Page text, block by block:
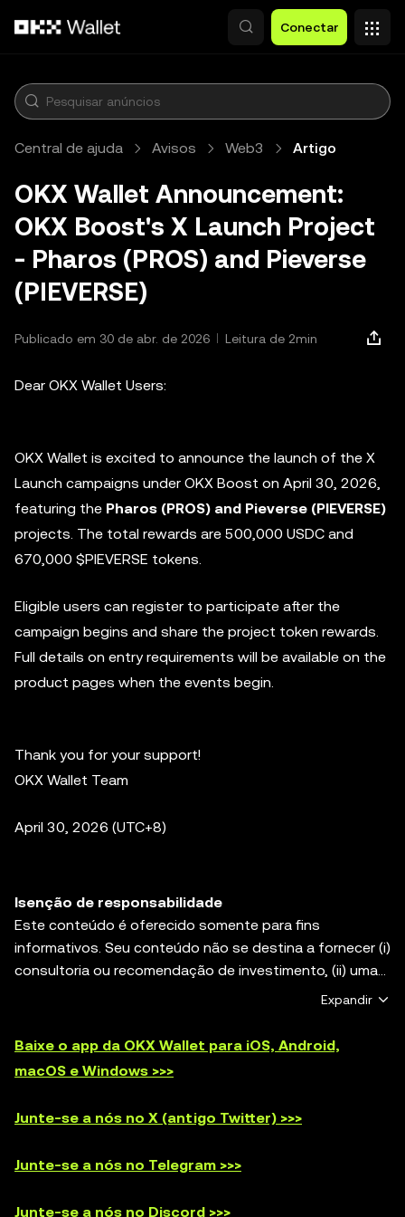
Conectar
Central de ajuda Avisos Web3 Artigo
OKX Wallet Announcement:
OKX Boost's X Launch Project
- Pharos (PROS) and Pieverse
(PIEVERSE)
Publicado em 30 de abr. de 2026 Leitura de 2min
Dear OKX Wallet Users:
OKX Wallet is excited to announce the launch of the X
Launch campaigns under OKX Boost on April 30, 2026,
featuring the Pharos (PROS) and Pieverse (PIEVERSE)
projects. The total rewards are 500,000 USDC and
670,000 $PIEVERSE tokens.
Eligible users can register to participate after the
campaign begins and share the project token rewards.
Full details on entry requirements will be available on the
product pages when the events begin.
Thank you for your support!
OKX Wallet Team
April 30, 2026 (UTC+8)
Isenção de responsabilidade
Este conteúdo é oferecido somente para fins
informativos. Seu conteúdo não se destina a fornecer (i)
consultoria ou recomendação de investimento, (ii) uma
oferta ou solicitação ou incentivo para comprar, vender
contábil, jurídica ou tributária. Os ativos digitais,
volatilidade do mercado, envolvem alto grau de risco e
jurídica/fiscal/de investimentos para determinar se o
você. A OKX Web3 Wallet é apenas um serviço de
Expandir
Baixe o app da OKX Wallet para iOS, Android,
macOS e Windows >>>
Junte-se a nós no X (antigo Twitter) >>>
Junte-se a nós no Telegram >>>
Junte-se a nós no Discord >>>